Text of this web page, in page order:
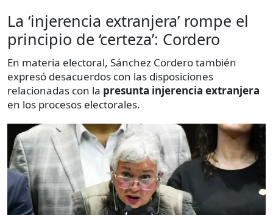
La ‘injerencia extranjera’ rompe el
principio de ‘certeza’: Cordero
En materia electoral, Sánchez Cordero también
expresó desacuerdos con las disposiciones
relacionadas con la presunta injerencia extranjera
en los procesos electorales.